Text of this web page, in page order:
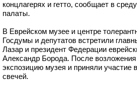
концлагерях и гетто, сообщает в
палаты.
В Еврейском музее и центре
Госдумы и депутатов встретили
Лазар и президент Федерации
Александр Борода. После
экспозицию музея и приняли участие
свечей.